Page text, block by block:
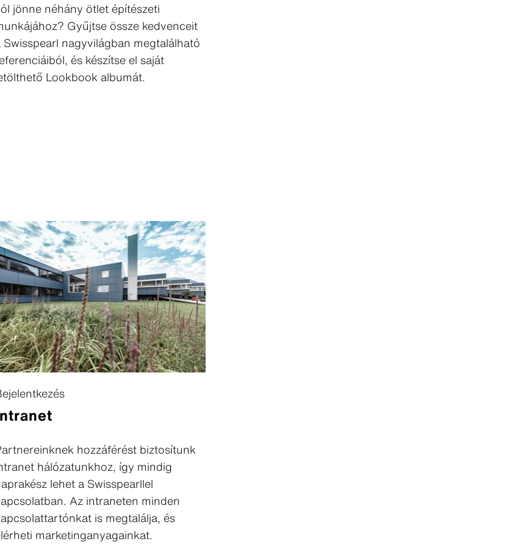
jönne néhány ötlet építészeti
Gyűjtse össze kedvenceit
Swisspearl nagyvilágban megtalálható
és készítse el saját
Lookbook albumát.
hozzáférést biztosítunk
hálózatunkhoz, így mindig
lehet a Swisspearllel
Az intraneten minden
is megtalálja, és
marketinganyagainkat.